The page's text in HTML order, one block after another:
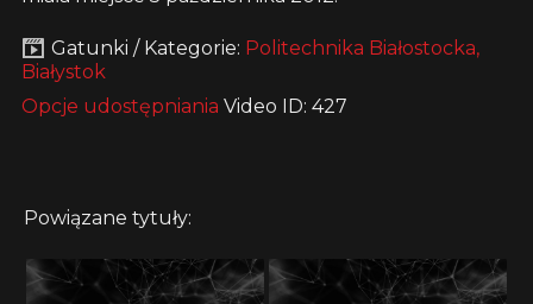
Gatunki / Kategorie: Politechnika Białostocka,
Białystok
Opcje udostępniania Video ID: 427
Powiązane tytuły: